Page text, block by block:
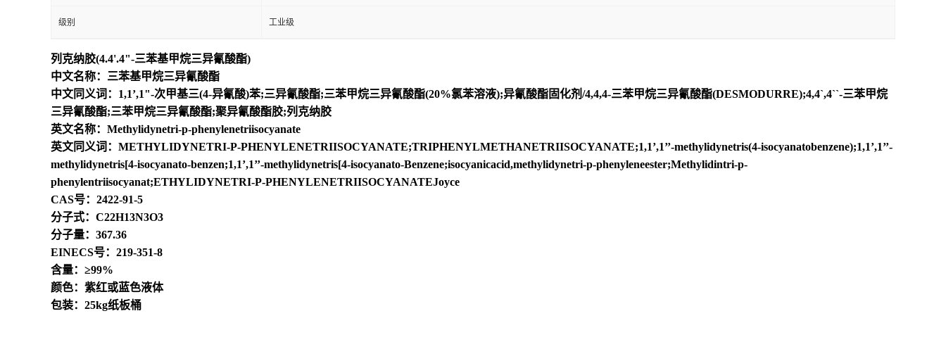
级别 工业级
列克纳胶(4.4'.4"-三苯基甲烷三异氰酸酯)
中文名称：三苯基甲烷三异氰酸酯
中文同义词：1,1’,1"-次甲基三(4-异氰酸)苯;三异氰酸酯;三苯甲烷三异氰酸酯(20%氯苯溶液);异氰酸酯固化剂/4,4,4-三苯甲烷三异氰酸酯(DESMODURRE);4,4`,4``-三苯甲烷
三异氰酸酯;三苯甲烷三异氰酸酯;聚异氰酸酯胶;列克纳胶
英文名称：Methylidynetri-p-phenylenetriisocyanate
英文同义词：METHYLIDYNETRI-P-PHENYLENETRIISOCYANATE;TRIPHENYLMETHANETRIISOCYANATE;1,1’,1’’-methylidynetris(4-isocyanatobenzene);1,1’,1’’-
methylidynetris[4-isocyanato-benzen;1,1’,1’’-methylidynetris[4-isocyanato-Benzene;isocyanicacid,methylidynetri-p-phenyleneester;Methylidintri-p-
phenylentriisocyanat;ETHYLIDYNETRI-P-PHENYLENETRIISOCYANATEJoyce
CAS号：2422-91-5
分子式：C22H13N3O3
分子量：367.36
EINECS号：219-351-8
含量：≥99%
颜色：紫红或蓝色液体
包装：25kg纸板桶